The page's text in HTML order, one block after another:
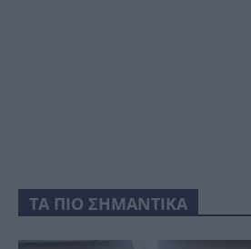
ΤΑ ΠΙΟ ΣΗΜΑΝΤΙΚΑ